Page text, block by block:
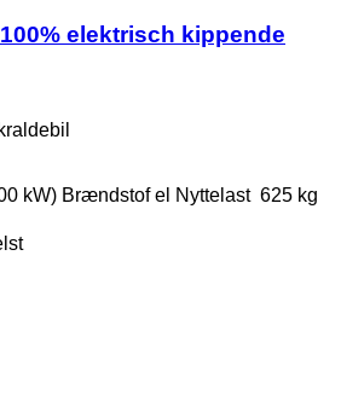
elektrisch kippende
kW) Brændstof el Nyttelast 625 kg